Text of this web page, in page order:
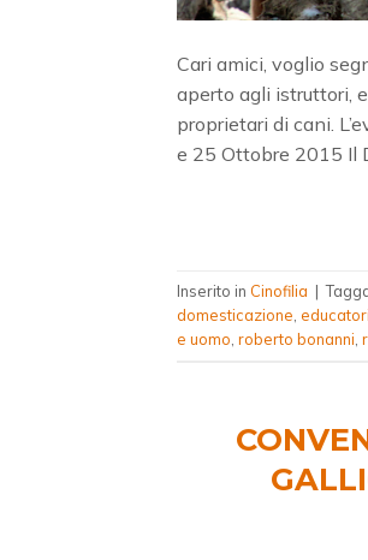
Cari amici, voglio
aperto agli istruttori,
proprietari di cani.
e 25 Ottobre 2015 Il
Inserito in Cinofilia |
domesticazione, educatori
e uomo, roberto bonanni,